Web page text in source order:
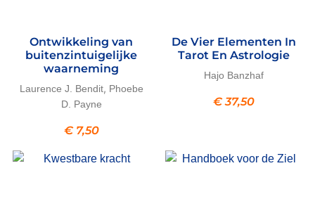
Ontwikkeling van
buitenzintuigelijke
waarneming
Laurence J. Bendit, Phoebe
D. Payne
€7,50
De Vier Elementen In
Tarot En Astrologie
Hajo Banzhaf
€37,50